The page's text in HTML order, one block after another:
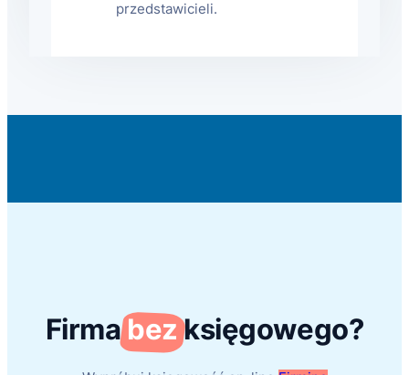
przedstawicieli.
Firmabezksięgowego?